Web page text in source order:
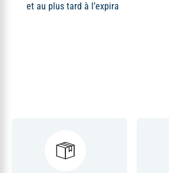
et au plus tard à l’expira